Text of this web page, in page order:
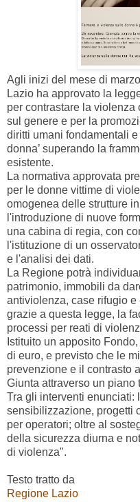
Agli inizi del mese di
Lazio ha approvato la
per contrastare la violenza
sul genere e per la
diritti umani fondamentali
donna’ superando la
esistente.
La normativa approvata
per le donne vittime di
omogenea delle strutture
l'introduzione di nuove
una cabina di regia, con
l'istituzione di un
e l'analisi dei dati.
La Regione potrà
patrimonio, immobili da
antiviolenza, case rifugio
grazie a questa legge, la
processi per reati di
Istituito un apposito
di euro, e previsto che le
prevenzione e il contrasto
Giunta attraverso un piano
Tra gli interventi enunciati:
sensibilizzazione, progetti
per operatori; oltre al
della sicurezza diurna e
di violenza".
Testo tratto da
Regione Lazio